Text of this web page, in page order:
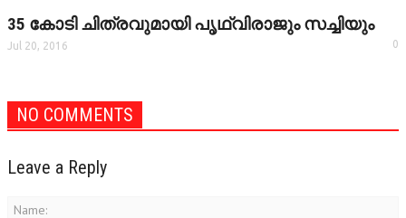
35 കോടി ചിത്രവുമായി പൃഥ്വിരാജും സച്ചിയും
Jul 20, 2016 0
NO COMMENTS
Leave a Reply